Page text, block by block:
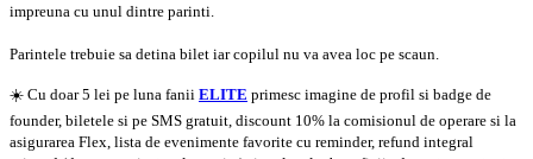
impreuna cu unul dintre parinti.
Parintele trebuie sa detina bilet iar copilul nu va avea loc pe scaun.
☀️ Cu doar 5 lei pe luna fanii ELITE primesc imagine de profil si badge de
founder, biletele si pe SMS gratuit, discount 10% la comisionul de operare si la
asigurarea Flex, lista de evenimente favorite cu reminder, refund integral